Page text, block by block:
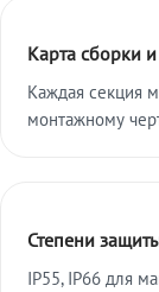
Карта сборки
Каждая секция
монтажному
Степени
IP55, IP66 для